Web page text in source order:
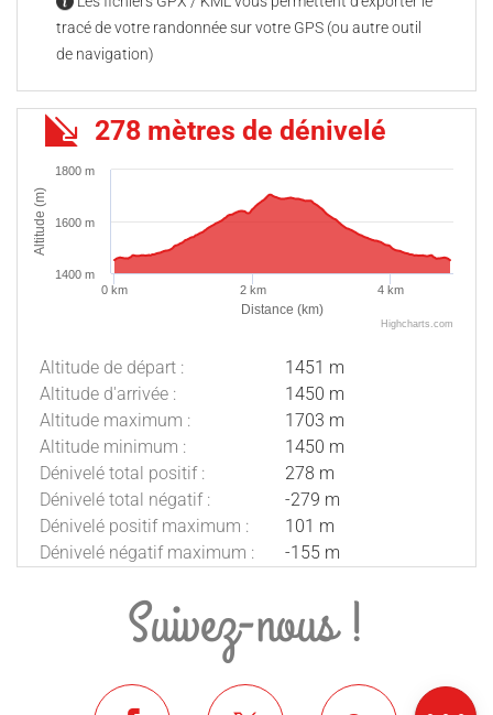
Dénivelé
tracé de votre randonnée sur votre GPS (ou autre outil
de navigation)
278 mètres de dénivelé
Distance (km)
Altitude (m)
0 km 2 km 4 km
1400 m
1600 m
1800 m
Highcharts.com
Altitude de départ :
1451 m
Altitude d'arrivée :
1450 m
Altitude maximum :
1703 m
Altitude minimum :
1450 m
Dénivelé total positif :
278 m
Dénivelé total négatif :
-279 m
Dénivelé positif maximum :
101 m
Dénivelé négatif maximum :
-155 m
Suivez-nous !